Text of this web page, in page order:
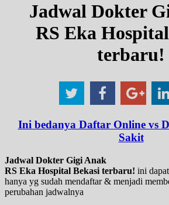
Jadwal Dokter
RS Eka
terbaru!
Ini bedanya Daftar Online vs
Sakit
Jadwal Dokter Gigi Anak
RS Eka Hospital Bekasi terbaru! ini
hanya yg sudah mendaftar & menjadi
perubahan jadwalnya